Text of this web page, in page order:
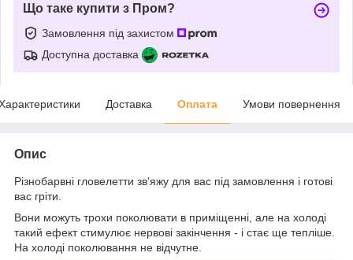
Що таке купити з Пром?
Замовлення під захистом
Доступна доставка
Доставка Оплата Умови повернення
Опис
Різнобарвні гловелетти звʼяжу для вас під замовлення і готові
вас гріти.
Вони можуть трохи поколювати в приміщенні, але на холоді
такий ефект стимулює нервові закінчення - і стає ще тепліше.
На холоді поколювання не відчутне.